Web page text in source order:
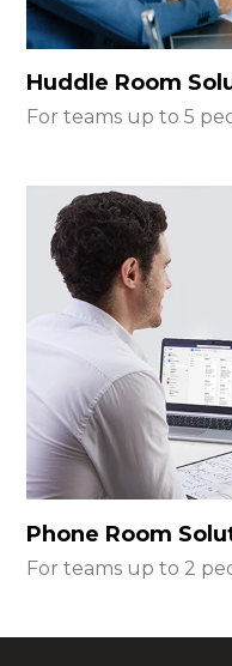
Huddle Room
For teams up to 5
Phone Room
For teams up to 2